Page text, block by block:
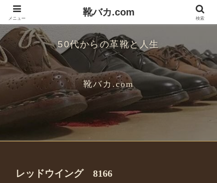
50代からの革靴と人生
靴バカ.com
レッドウイング 8166
メニュー
靴バカ.com
検索